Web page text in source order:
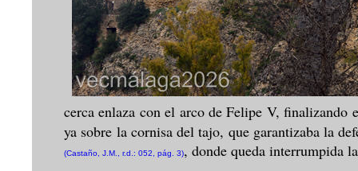
cerca enlaza con el arco de Felipe V, finalizando
ya sobre la cornisa del tajo, que garantizaba la
(Castaño, J.M., r.d.: 052, pág. 3), donde queda interrumpida